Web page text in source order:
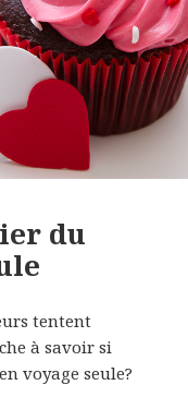
du
tentent
à savoir si
voyage seule?